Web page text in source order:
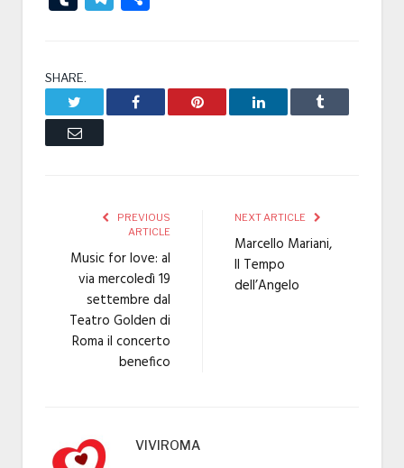
SHARE.
Facebook Pinterest LinkedIn Tumblr
Email
PREVIOUS
ARTICLE
Music for love: al
via mercoledì 19
settembre dal
Teatro Golden di
Roma il concerto
benefico
NEXT ARTICLE
Marcello Mariani,
Il Tempo
dell’Angelo
VIVIROMA